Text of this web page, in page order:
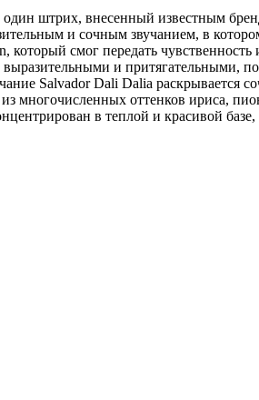
штрих, внесенный известным
и сочным звучанием, в
который смог передать
выразительными и притягательными,
Salvador Dali Dalia раскрывается
многочисленных оттенков ириса,
в теплой и красивой